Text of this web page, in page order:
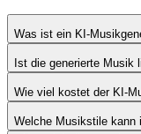
Was ist ein KI-
Ist die generierte Musik
Wie viel kostet der KI-
Welche Musikstile kann